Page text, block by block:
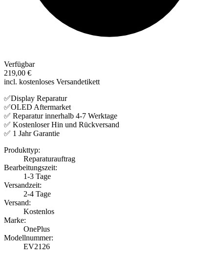
Verfügbar
219,00 €
incl. kostenloses Versandetikett
✅Display Reparatur
✅OLED Aftermarket
✅ Reparatur innerhalb 4-7 Werktage
✅ Kostenloser Hin und Rückversand
✅ 1 Jahr Garantie
Produkttyp:
Reparaturauftrag
Bearbeitungszeit:
1-3 Tage
Versandzeit:
2-4 Tage
Versand:
Kostenlos
Marke:
OnePlus
Modellnummer:
EV2126